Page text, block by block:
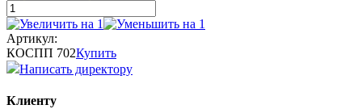
Артикул:
КОСПП 702Купить
Написать директору
Клиенту